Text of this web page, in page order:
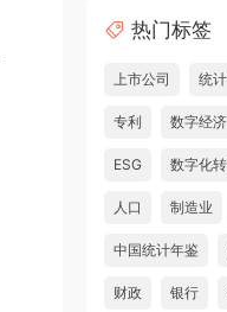
热门标签
上市公司 统
专利 数字经济
ESG 数字化
人口 制造业
中国统计年鉴
财政 银行